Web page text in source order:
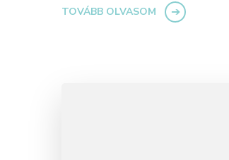
TOVÁBB OLVASOM